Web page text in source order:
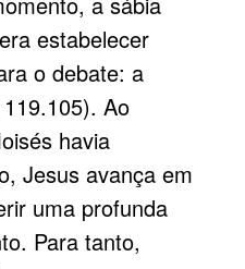
estabelecer
o debate: a
Ao
havia
Jesus avança em
uma profunda
Para tanto,